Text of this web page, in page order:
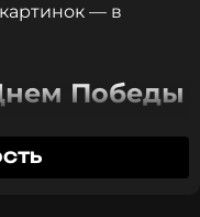
— в
Победы